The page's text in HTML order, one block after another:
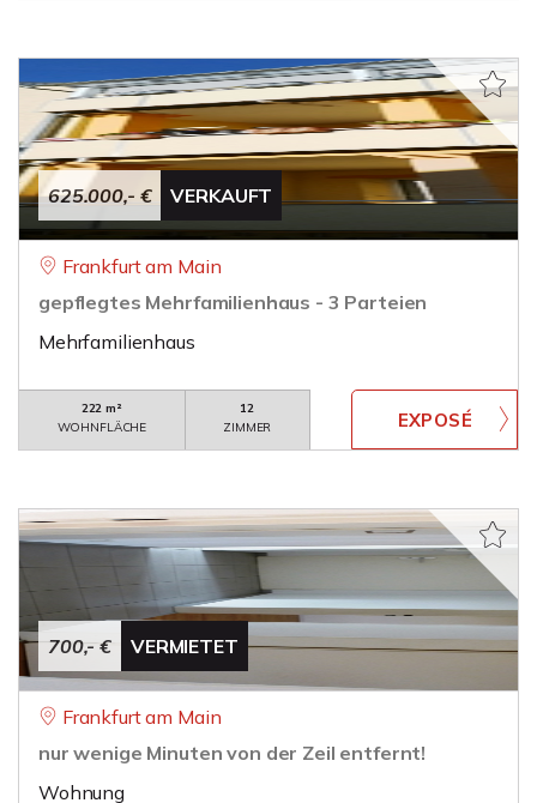
625.000,- € VERKAUFT
Frankfurt am Main
gepflegtes Mehrfamilienhaus - 3 Parteien
Mehrfamilienhaus
222 m²
WOHNFLÄCHE
12
ZIMMER
700,- € VERMIETET
Frankfurt am Main
nur wenige Minuten von der Zeil entfernt!
Wohnung